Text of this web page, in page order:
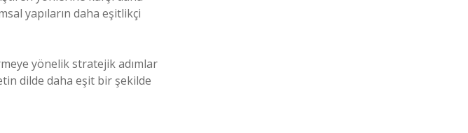
yapıların daha eşitlikçi
yönelik stratejik adımlar
dilde daha eşit bir şekilde